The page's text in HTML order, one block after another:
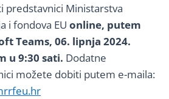
predstavnici Ministarstva
i fondova EU online, putem
Teams, 06. lipnja 2024.
u 9:30 sati. Dodatne
možete dobiti putem e-maila: